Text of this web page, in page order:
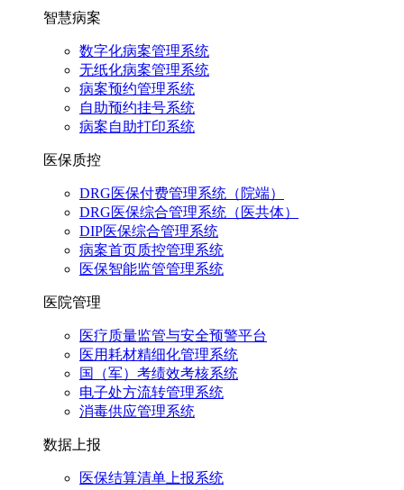
智慧病案
数字化病案管理系统
无纸化病案管理系统
病案预约管理系统
自助预约挂号系统
病案自助打印系统
医保质控
DRG医保付费管理系统（院端）
DRG医保综合管理系统（医共体）
DIP医保综合管理系统
病案首页质控管理系统
医保智能监管管理系统
医院管理
医疗质量监管与安全预警平台
医用耗材精细化管理系统
国（军）考绩效考核系统
电子处方流转管理系统
消毒供应管理系统
数据上报
医保结算清单上报系统